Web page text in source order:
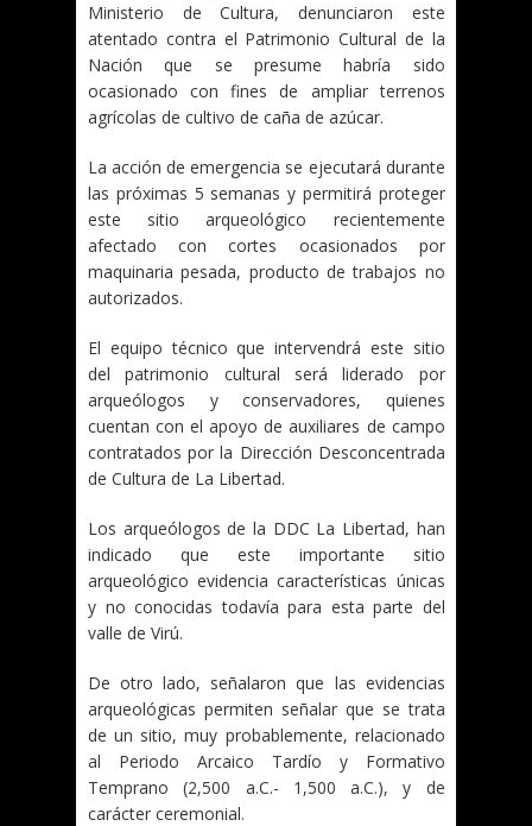
Ministerio de Cultura, denunciaron este
atentado contra el Patrimonio Cultural de la
Nación que se presume habría sido
ocasionado con fines de ampliar terrenos
agrícolas de cultivo de caña de azúcar.
La acción de emergencia se ejecutará durante
las próximas 5 semanas y permitirá proteger
este sitio arqueológico recientemente
afectado con cortes ocasionados por
maquinaria pesada, producto de trabajos no
autorizados.
El equipo técnico que intervendrá este sitio
del patrimonio cultural será liderado por
arqueólogos y conservadores, quienes
cuentan con el apoyo de auxiliares de campo
contratados por la Dirección Desconcentrada
de Cultura de La Libertad.
Los arqueólogos de la DDC La Libertad, han
indicado que este importante sitio
arqueológico evidencia características únicas
y no conocidas todavía para esta parte del
valle de Virú.
De otro lado, señalaron que las evidencias
arqueológicas permiten señalar que se trata
de un sitio, muy probablemente, relacionado
al Periodo Arcaico Tardío y Formativo
Temprano (2,500 a.C.- 1,500 a.C.), y de
carácter ceremonial.